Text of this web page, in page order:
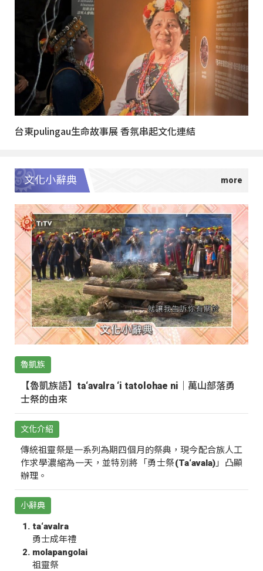
台東pulingau生命故事展 香氛串起文化連結
文化小辭典
魯凱族
【魯凱族語】ta‘avalra ‘i tatolohae ni｜萬山部落勇
士祭的由來
文化介紹
傳統祖靈祭是一系列為期四個月的祭典，現今配合族人工
作求學濃縮為一天，並特別將「勇士祭(Ta‘avala)」凸顯
辦理。
小辭典
ta‘avalra
勇士成年禮
molapangolai
祖靈祭